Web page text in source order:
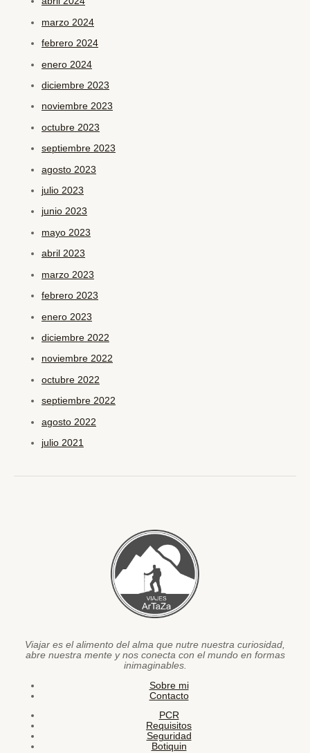
marzo 2024
febrero 2024
enero 2024
diciembre 2023
noviembre 2023
octubre 2023
septiembre 2023
agosto 2023
julio 2023
junio 2023
mayo 2023
abril 2023
marzo 2023
febrero 2023
enero 2023
diciembre 2022
noviembre 2022
octubre 2022
septiembre 2022
agosto 2022
julio 2021
Viajar es el alimento del alma que nutre nuestra curiosidad,
abre nuestra mente y nos conecta con el mundo en formas
inimaginables.
Sobre mi
Contacto
PCR
Requisitos
Seguridad
Botiquin